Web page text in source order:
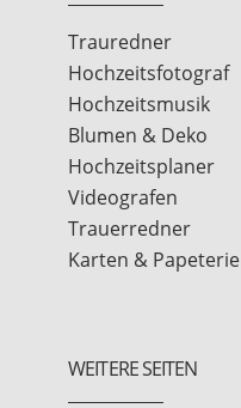
Trauredner
Hochzeitsfotograf
Hochzeitsmusik
Blumen & Deko
Hochzeitsplaner
Videografen
Trauerredner
Karten & Papeterie
WEITERE SEITEN